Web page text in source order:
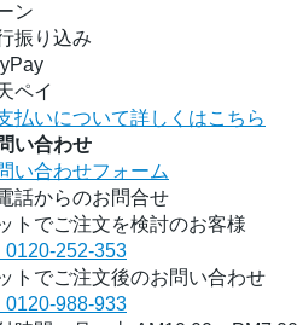
ン
振り込み
ペイ
払いについて詳しくはこちら
い合わせ
い合わせフォーム
話からのお問合せ
トでご注文を検討のお客様
0120-252-353
トでご注文後のお問い合わせ
0120-988-933